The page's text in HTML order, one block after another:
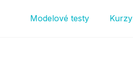
Modelové testy Kurzy